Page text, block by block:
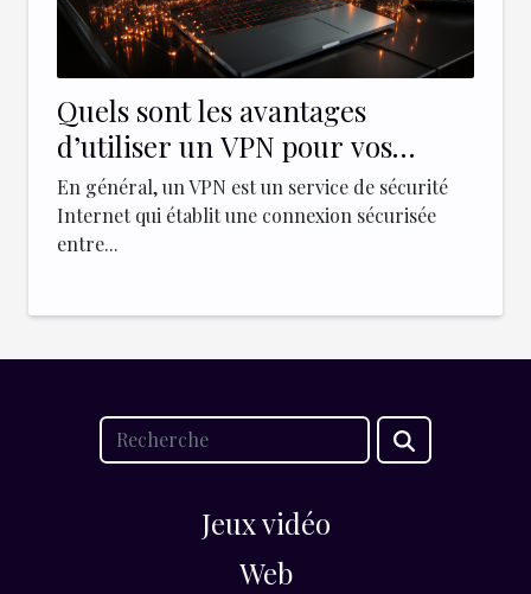
Quels sont les avantages
d’utiliser un VPN pour vos
entreprises ?
En général, un VPN est un service de sécurité
Internet qui établit une connexion sécurisée
entre...
Jeux vidéo
Web